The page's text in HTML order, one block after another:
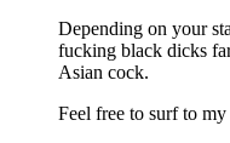
Depending on your
fucking black dicks
Asian cock.
Feel free to surf to my